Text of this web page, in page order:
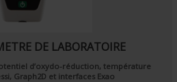
DE LABORATOIRE
d’oxydo-réduction, température
Graph2D et interfaces Exao